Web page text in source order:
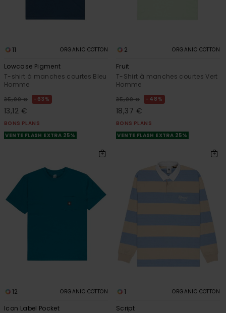
11 ORGANIC COTTON
Lowcase Pigment
T-shirt à manches courtes Bleu
Homme
35,00 € 63%
13,12 €
BONS PLANS
VENTE FLASH EXTRA 25%
2 ORGANIC COTTON
Fruit
T-Shirt à manches courtes Vert
Homme
35,00 € 48%
18,37 €
BONS PLANS
VENTE FLASH EXTRA 25%
12 ORGANIC COTTON
Icon Label Pocket
1 ORGANIC COTTON
Script